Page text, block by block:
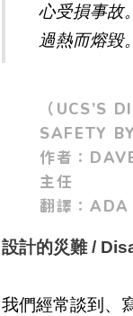
心受損事故
過熱而熔毀。
（UCS’S
SAFETY
作者：
主任
翻譯：ADA
設計的災難 /
我們經常談到、